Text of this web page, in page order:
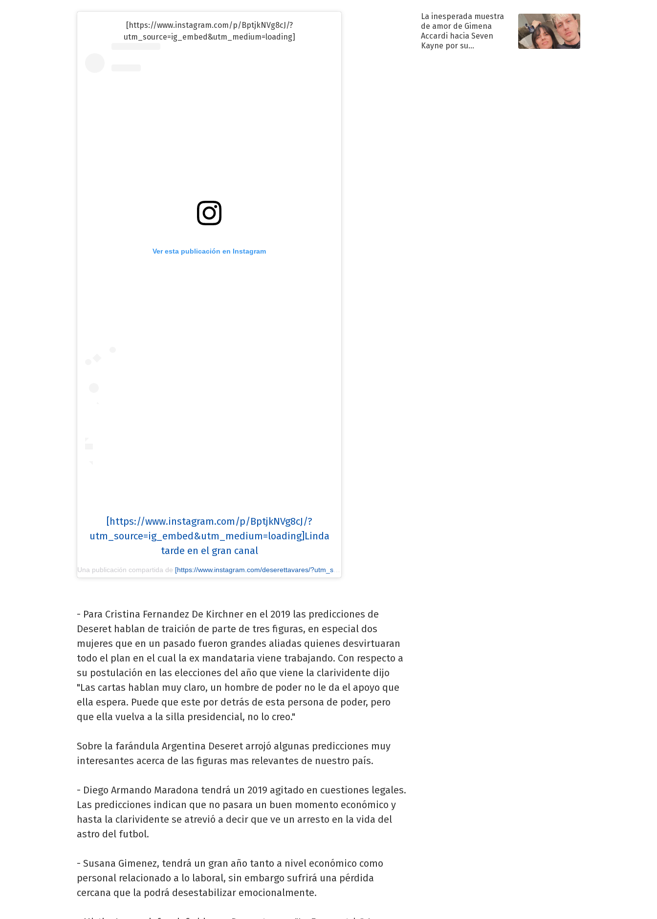
[https://www.instagram.com/p/BptjkNVg8cJ/?
utm_source=ig_embed&utm_medium=loading]
Ver esta publicación en Instagram
[https://www.instagram.com/p/BptjkNVg8cJ/?
utm_source=ig_embed&utm_medium=loading]Linda
tarde en el gran canal
Una publicación compartida de [https://www.instagram.com/deserettavares/?utm_source=ig_embed&utm_medium=loading] Deseret Tavares - Oficial
- Para Cristina Fernandez De Kirchner en el 2019 las predicciones de
Deseret hablan de traición de parte de tres figuras, en especial dos
mujeres que en un pasado fueron grandes aliadas quienes desvirtuaran
todo el plan en el cual la ex mandataria viene trabajando. Con respecto a
su postulación en las elecciones del año que viene la clarividente dijo
"Las cartas hablan muy claro, un hombre de poder no le da el apoyo que
ella espera. Puede que este por detrás de esta persona de poder, pero
que ella vuelva a la silla presidencial, no lo creo."
Sobre la farándula Argentina Deseret arrojó algunas predicciones muy
interesantes acerca de las figuras mas relevantes de nuestro país.
- Diego Armando Maradona tendrá un 2019 agitado en cuestiones legales.
Las predicciones indican que no pasara un buen momento económico y
hasta la clarividente se atrevió a decir que ve un arresto en la vida del
astro del futbol.
- Susana Gimenez, tendrá un gran año tanto a nivel económico como
personal relacionado a lo laboral, sin embargo sufrirá una pérdida
cercana que la podrá desestabilizar emocionalmente.
La inesperada muestra
de amor de Gimena
Accardi hacia Seven
Kayne por su